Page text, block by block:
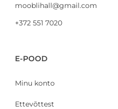
mooblihall@gmail.com
+372 551 7020
E-POOD
Minu konto
Ettevõttest